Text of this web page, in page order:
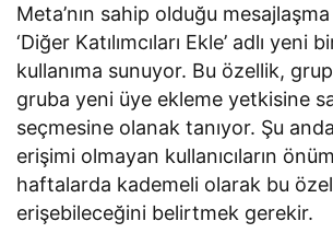
Meta’nın sahip olduğu
‘Diğer Katılımcıları Ekle’ adlı yeni
kullanıma sunuyor. Bu özellik,
gruba yeni üye ekleme yetkisine
seçmesine olanak tanıyor. Şu
erişimi olmayan kullanıcıların
haftalarda kademeli olarak bu
erişebileceğini belirtmek gerekir.